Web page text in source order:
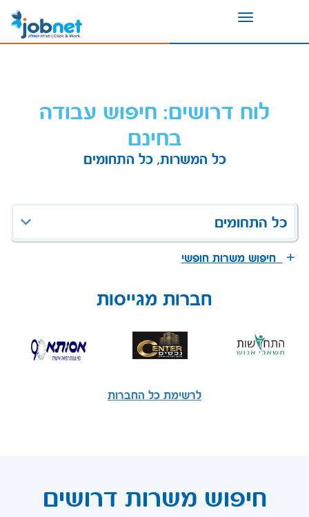
Toggle
לוח דרושים: חיפוש עבודה
בחינם
כל המשרות, כל התחומים
כל התחומים
חיפוש משרות חופשי
חברות מגייסות
לרשימת כל החברות
חיפוש משרות דרושים